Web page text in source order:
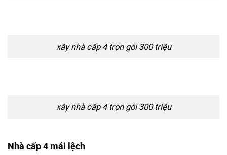
xây nhà cấp 4 trọn gói 300 triệu
xây nhà cấp 4 trọn gói 300 triệu
Nhà cấp 4 mái lệch